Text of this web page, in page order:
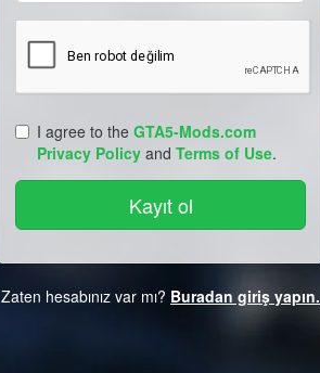
I agree to the GTA5-Mods.com
Privacy Policy and Terms of Use.
Zaten hesabınız var mı? Buradan giriş yapın.